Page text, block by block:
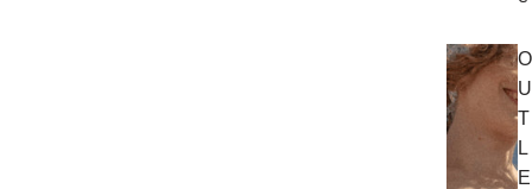
O
U
T
L
E